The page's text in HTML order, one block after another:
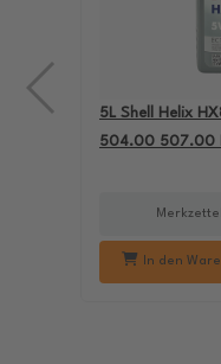
5L Shell Helix
504.00 507.00
Merkzettel
In den